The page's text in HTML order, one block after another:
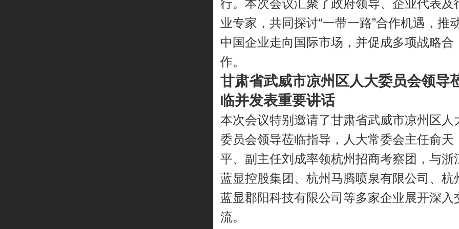
行。本次会议汇聚了政府领导、企业代表及
业专家，共同探讨“一带一路”合作机遇，推
中国企业走向国际市场，并促成多项战略合
作。
甘肃省武威市凉州区人大委员会领导
临并发表重要讲话
本次会议特别邀请了甘肃省武威市凉州区人
委员会领导莅临指导，人大常委会主任俞天
平、副主任刘成率领杭州招商考察团，与浙
蓝显控股集团、杭州马腾喷泉有限公司、杭
蓝显郡阳科技有限公司等多家企业展开深入
流。